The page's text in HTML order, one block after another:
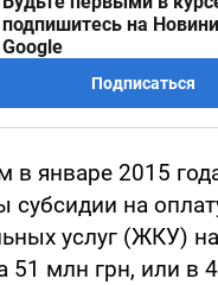
подпишитесь на
Google
Подписаться
в январе 2015
субсидии на
услуг (ЖКУ)
51 млн грн, или в